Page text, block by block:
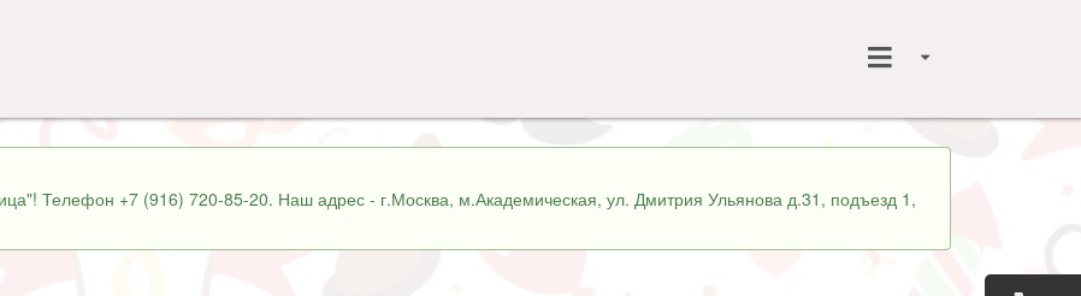
Телефон +7 (916) 720-85-20. Наш адрес - г.Москва, м.Академическая, ул. Дмитрия Ульянова д.31, подъезд 1,